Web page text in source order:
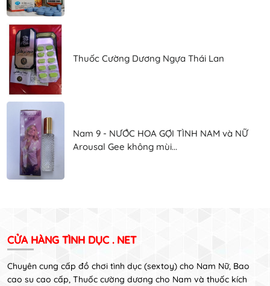
Thuốc Cường Dương Ngựa Thái Lan
Nam 9 - NƯỚC HOA GỢI TÌNH NAM và NỮ
Arousal Gee không mùi...
CỬA HÀNG TÌNH DỤC . NET
Chuyên cung cấp đồ chơi tình dục (sextoy) cho Nam Nữ, Bao
cao su cao cấp, Thuốc cường dương cho Nam và thuốc kích